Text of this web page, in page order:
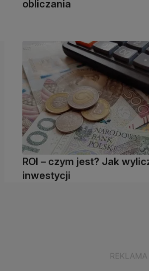
obliczania
ROI – czym jest? Jak
inwestycji